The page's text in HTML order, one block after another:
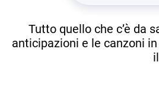
Tutto quello che c’è da
anticipazioni e le canzoni